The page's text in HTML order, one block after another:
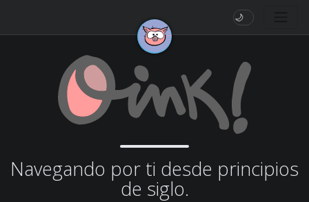
🌙
Navegando por ti desde principios
de siglo.